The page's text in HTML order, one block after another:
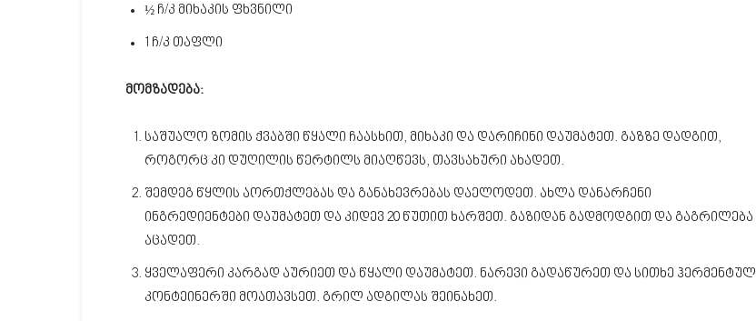
½ ჩ/კ მიხაკის ფხვნილი
1 ჩ/კ თაფლი
მომზადება:
საშუალო ზომის ქვაბში წყალი ჩაასხით, მიხაკი და დარიჩინი დაუმატეთ. გაზზე დადგით,
როგორც კი დუღილის წერტილს მიაღწევს, თავსახური ახადეთ.
შემდეგ წყლის აორთქლებას და განახევრებას დაელოდეთ. ახლა დანარჩენი
ინგრედიენტები დაუმატეთ და კიდევ 20 წუთით ხარშეთ. გაზიდან გადმოდგით და გაგრილება
აცადეთ.
ყველაფერი კარგად აურიეთ და წყალი დაუმატეთ. ნარევი გადაწურეთ და სითხე ჰერმენტულ
კონტეინერში მოათავსეთ. გრილ ადგილას შეინახეთ.